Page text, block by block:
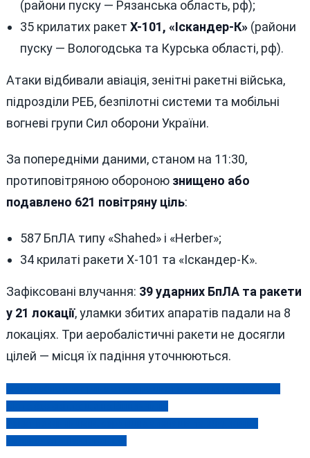
(райони пуску — Рязанська область, рф);
35 крилатих ракет Х-101, «Іскандер-К»(райони
пуску — Вологодська та Курська області, рф).
Атаки відбивали авіація, зенітні ракетні війська,
підрозділи РЕБ, безпілотні системи та мобільні
вогневі групи Сил оборони України.
За попередніми даними, станом на 11:30,
протиповітряною обороною знищено або
подавлено 621 повітряну ціль:
587 БпЛА типу «Shahed» і «Herber»;
34 крилаті ракети Х-101 та «Іскандер-К».
Зафіксовані влучання: 39 ударних БпЛА та ракети
у 21 локації, уламки збитих апаратів падали на 8
локаціях. Три аеробалістичні ракети не досягли
цілей — місця їх падіння уточнюються.
Навігація
записів